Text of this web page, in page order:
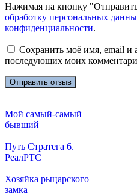
Нажимая на кнопку
обработку персональных
конфиденциальности.
Сохранить моё имя, email и
последующих моих
Мой самый-самый
бывший
Путь Стратега 6.
РеалРТС
Хозяйка рыцарского
замка